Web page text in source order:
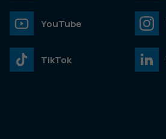
YouTube
TikTok